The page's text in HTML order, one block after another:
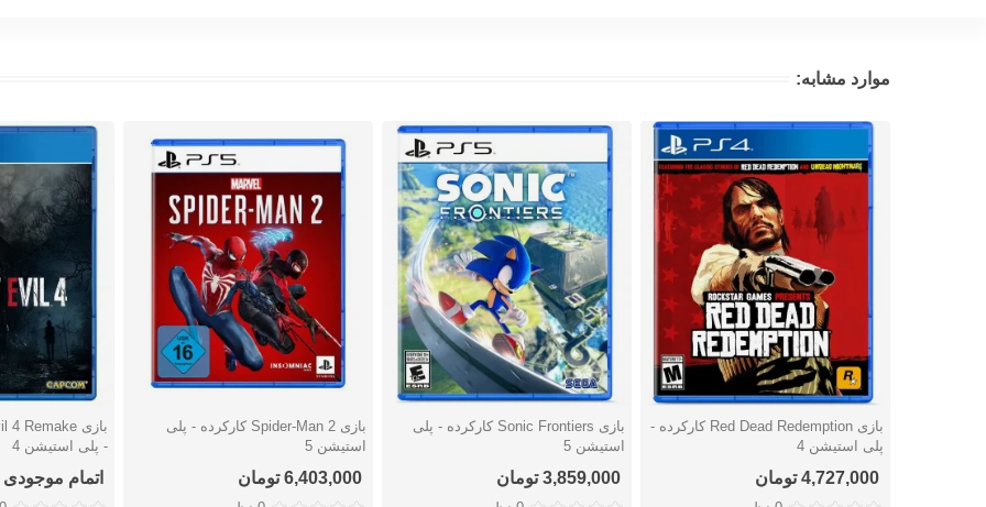
موارد مشابه:
دوست داشتن
بازی Red Dead Redemption کارکرده -
پلی استیشن 4
4,727,000 تومان
دوست داشتن بازی Sonic Frontiers کارکرده - پلی
استیشن 5
3,859,000 تومان
دوست داشتنبازی Spider-Man 2 کارکرده - پلی
استیشن 5
6,403,000 تومان
دوست
- پلی استیشن 4
اتمام موجودی